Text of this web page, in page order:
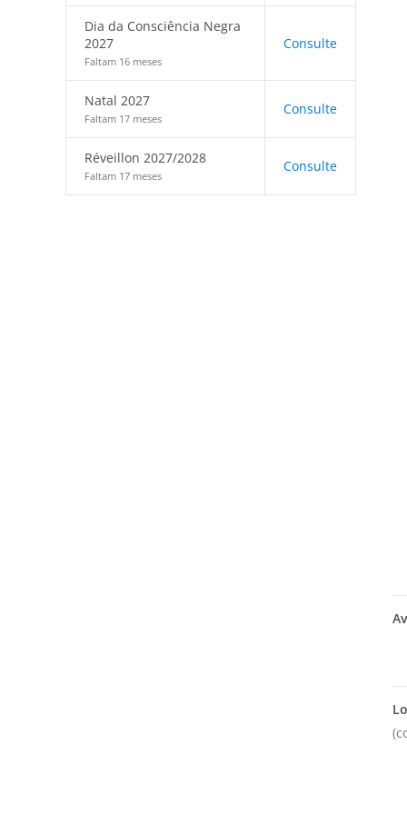
Dia da Consciência Negra
2027
Faltam 16 meses
Consulte
Natal 2027
Faltam 17 meses
Consulte
Réveillon 2027/2028
Faltam 17 meses
Consulte